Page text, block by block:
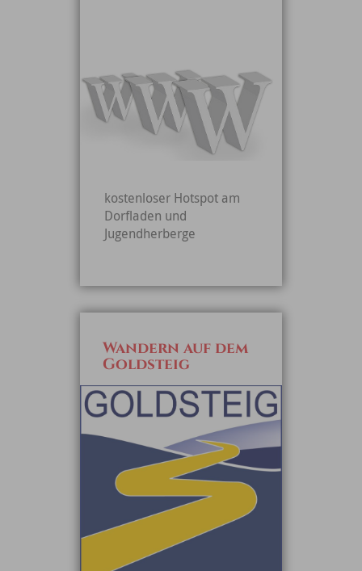
kostenloser Hotspot am
Dorfladen und
Jugendherberge
Wandern auf dem
Goldsteig